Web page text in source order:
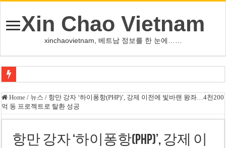
Xin Chao Vietnam
xinchaovietnam, 베트남 정보를 한 눈에……
사우디·튀르키예·파키스탄, 메카서 공동방위조약 체결
오픈AI, 차세대 AI ‘아스트라’ 출시 연기…사이버공격 위험 우려
U-17 여자배구 대표팀, 세계선수권 대만 3-1 제압 2연승
Home / 뉴스 / 항만 강자 ‘하이퐁항(PHP)’, 강제 이전에 빛바랜 왕좌…4천200
억 동 프로젝트로 탈환 성공
항만 강자 ‘하이퐁항(PHP)’, 강제 이